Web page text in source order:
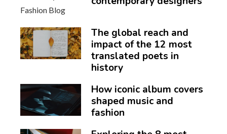
The global reach and
impact of the 12 most
translated poets in
history
How iconic album covers
shaped music and
fashion